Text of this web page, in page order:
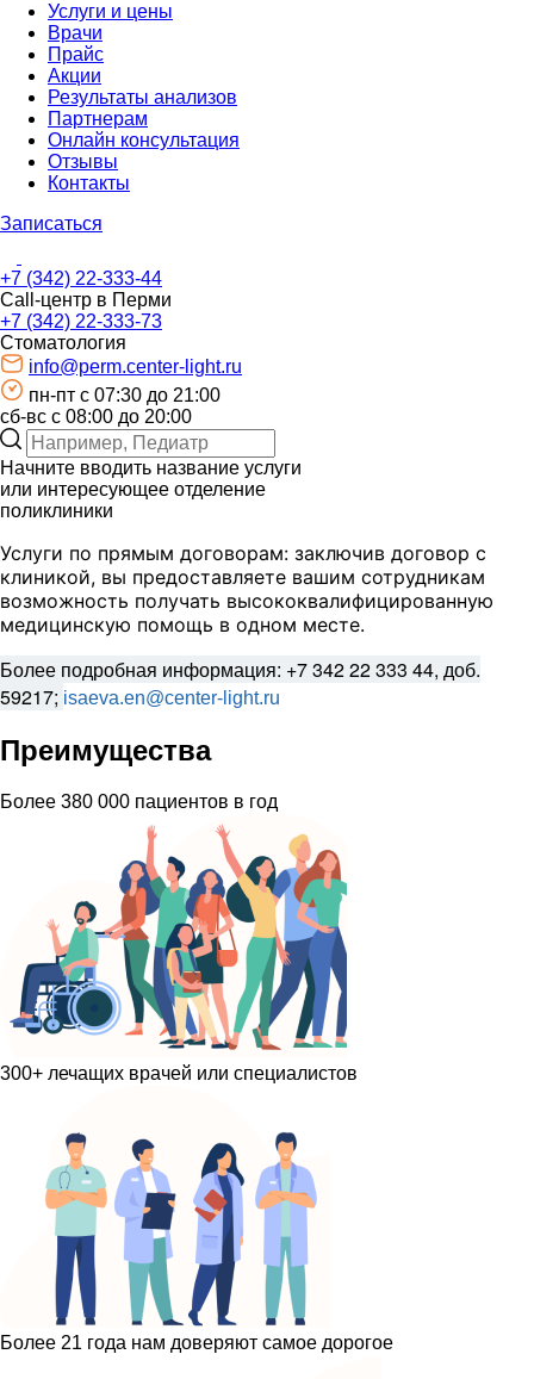
Услуги и цены
Врачи
Прайс
Акции
Результаты анализов
Партнерам
Онлайн консультация
Отзывы
Контакты
Записаться
+7 (342) 22-333-44
Call-центр в Перми
+7 (342) 22-333-73
Стоматология
info@perm.center-light.ru
пн-пт c 07:30 до 21:00
сб-вс с 08:00 до 20:00
Начните вводить название услуги
или интересующее отделение
поликлиники
Услуги по прямым договорам: заключив договор с
клиникой, вы предоставляете вашим сотрудникам
возможность получать высококвалифицированную
медицинскую помощь в одном месте.
Более подробная информация: +7 342 22 333 44, доб.
59217; isaeva.en@center-light.ru
Преимущества
Более 380 000 пациентов в год
300+ лечащих врачей или специалистов
Более 21 года нам доверяют самое дорогое